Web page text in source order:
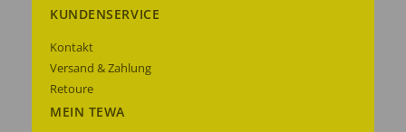
KUNDENSERVICE
Kontakt
Versand & Zahlung
Retoure
MEIN TEWA